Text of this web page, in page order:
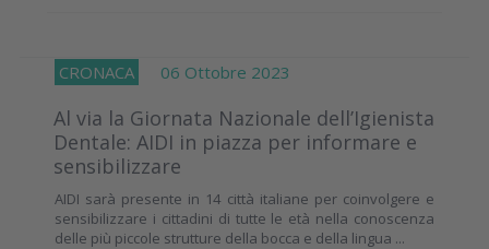
CRONACA 06 Ottobre 2023
Al via la Giornata Nazionale dell’Igienista
Dentale: AIDI in piazza per informare e
sensibilizzare
AIDI sarà presente in 14 città italiane per coinvolgere e
sensibilizzare i cittadini di tutte le età nella conoscenza
delle più piccole strutture della bocca e della lingua ...